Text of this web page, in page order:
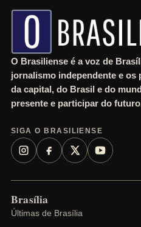
O Brasiliense é a voz de
jornalismo independente e
da capital, do Brasil e do
presente e participar do
SIGA O BRASILIENSE
Brasília
Últimas de Brasília